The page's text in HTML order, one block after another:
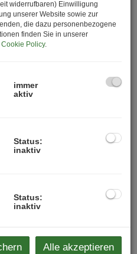
mit ausgezeichneter
Verkehrsmittel
ca. 20 m²
Räumen
für höchsten Wohnkomfort
in unmittelbarer
Wohnkultur: Ein
widerrufbaren) Einwilligung
unserer Website sowie zur
die dazu personenbezogene
finden Sie in unserer
Cookie Policy.
immer
aktiv
Status:
inaktiv
Status:
inaktiv
Alle akzeptieren